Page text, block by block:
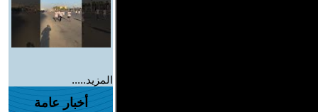
المزيد.....
أخبار عامة